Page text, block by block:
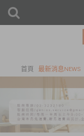
首頁 最新消息NEWS